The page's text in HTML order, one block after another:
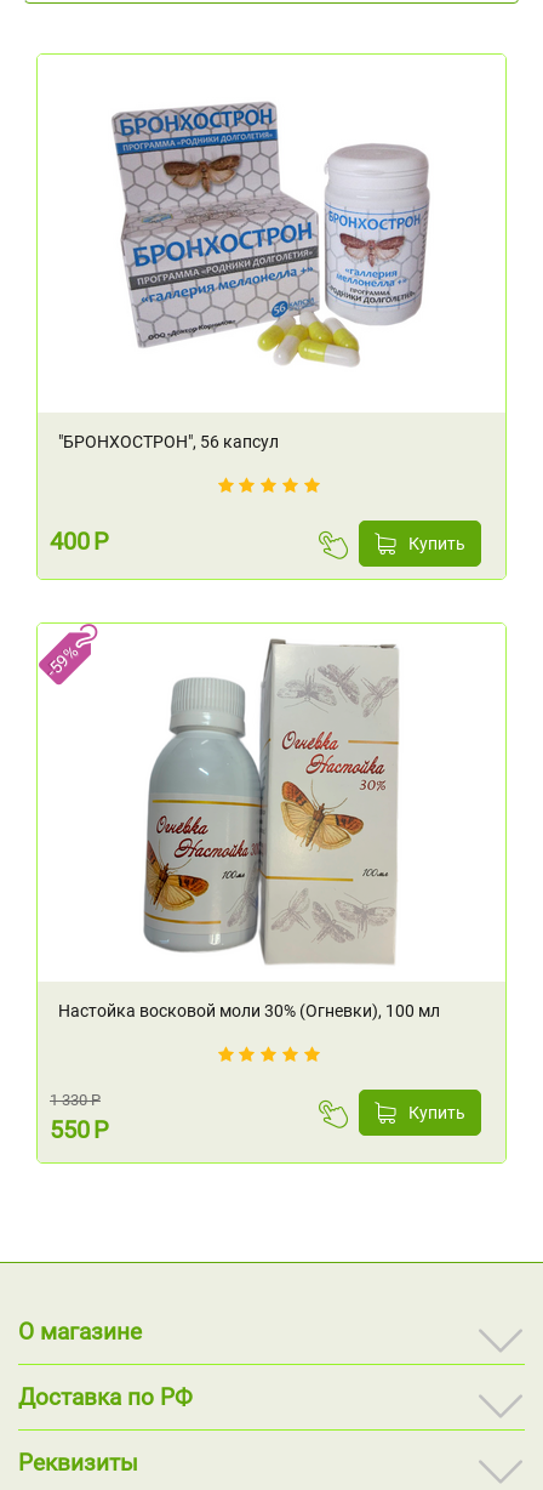
"БРОНХОСТРОН", 56 капсул
400 Р Купить
-59%
Настойка восковой моли 30% (Огневки), 100 мл
1 330 Р
550 Р
Купить
О магазине
Доставка по РФ
Реквизиты